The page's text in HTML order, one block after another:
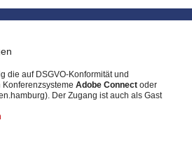
die auf DSGVO-Konformität und
Adobe Connect oder
Der Zugang ist auch als Gast